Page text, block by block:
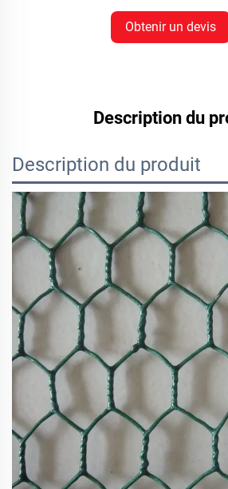
Obtenir un devis
Description du
Description du produit